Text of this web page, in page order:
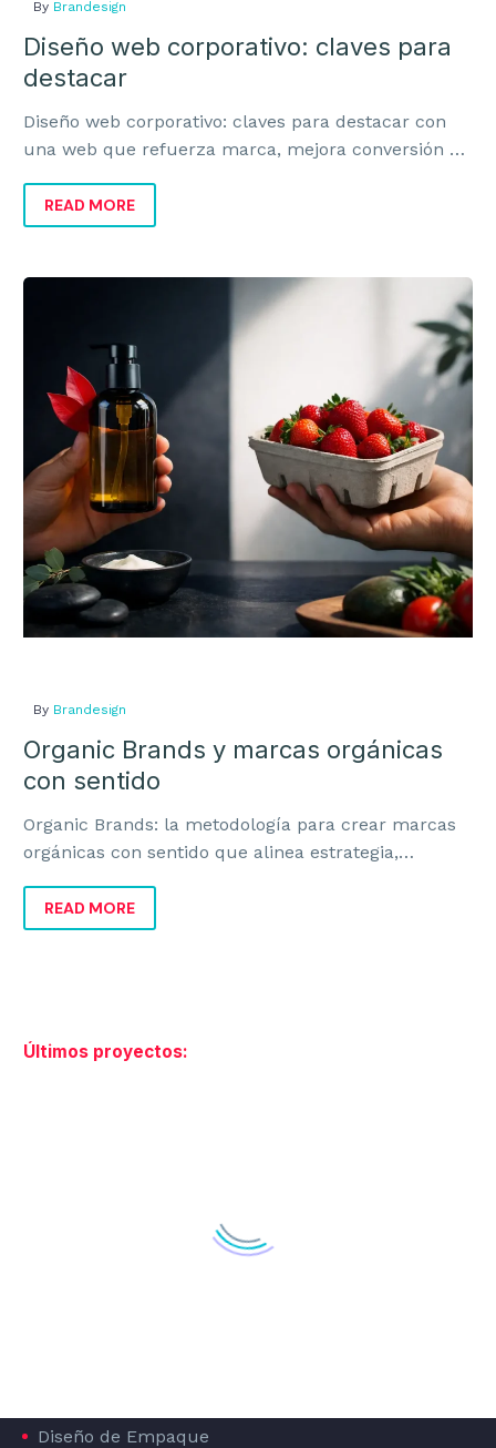
By Brandesign
Diseño web corporativo: claves para
destacar
Diseño web corporativo: claves para destacar con
una web que refuerza marca, mejora conversión y
READ MORE
Organic
Brands
orgánicas
con
sentido
By Brandesign
Organic Brands y marcas orgánicas
con sentido
Organic Brands: la metodología para crear marcas
orgánicas con sentido que alinea estrategia,
READ MORE
Últimos proyectos:
BRANDING
Estrategia de Marca
Identidad Corporativa
Naming y Nomenclatura
Diseño de Logotipos
Manual de Identidad Corporativa
Diseño de Empaque